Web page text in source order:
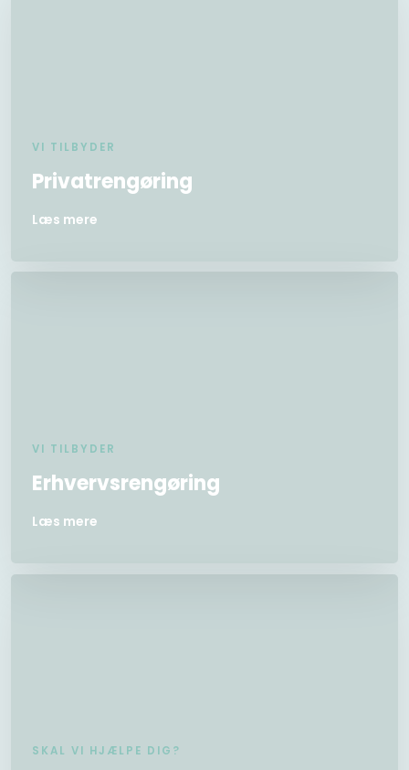
VI TILBYDER
Privatrengøring
Læs mere
VI TILBYDER
Erhvervsrengøring
Læs mere
SKAL VI HJÆLPE DIG?